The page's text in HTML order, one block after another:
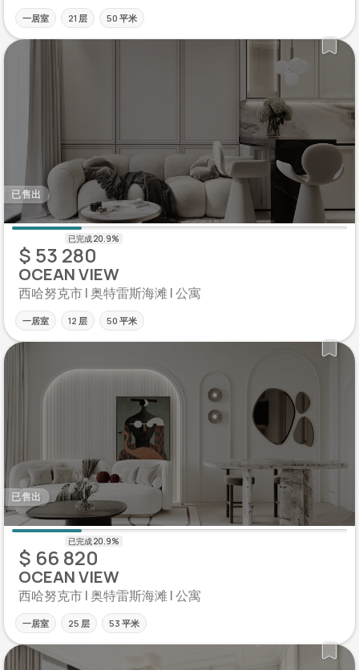
一居室 21 层 50 平米
已售出
$ 53 280
OCEAN VIEW
西哈努克市 | 奥特雷斯海滩 | 公寓
一居室 12 层 50 平米
已售出
$ 66 820
OCEAN VIEW
西哈努克市 | 奥特雷斯海滩 | 公寓
一居室 25 层 53 平米